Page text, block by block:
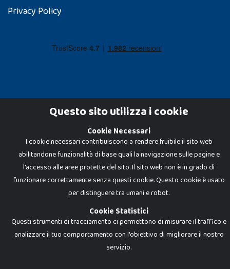
Privacy Policy
Dadi e Mattoncini è un brand di Giocabene Srl. Ogni riproduzione o utilizzo non
espressamente autorizzato è severamente vietato. Tutti i loghi, marchi,
brand elencati nel presente shop sono di proprietà dei rispettivi titolari.
I prezzi e le promozioni pubblicate potrebbero differire da quanto esposto in
negozio.
Giocabene Srl - via della Posta 8, 20123 Milano (MI)
P.IVA 02608090425 - REA AN201199 - C.S. 10.000 i.v.
Questo sito utilizza i cookie
Cookie Necessari
I cookie necessari contribuiscono a rendere fruibile il sito web
abilitandone funzionalità di base quali la navigazione sulle pagine e
l'accesso alle aree protette del sito. Il sito web non è in grado di
funzionare correttamente senza questi cookie. Questo cookie è usato
per distinguere tra umani e robot.
Cookie Statistici
Questi strumenti di tracciamento ci permettono di misurare il traffico e
analizzare il tuo comportamento con l'obiettivo di migliorare il nostro
servizio.